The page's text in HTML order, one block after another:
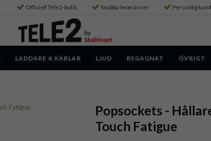
Officiell Tele2-butik Snabba leveranser Personlig
LADDARE & KABLAR LJUD BEGAGNAT ÖVRIGT
Popsockets -
Touch Fatigue